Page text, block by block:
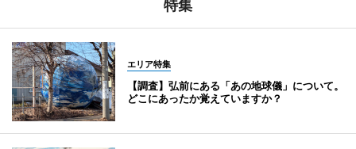
特集
エリア特集
【調査】弘前にある「あの地球儀」について。
どこにあったか覚えていますか？